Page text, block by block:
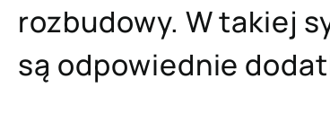
rozbudowy. W takiej
są odpowiednie